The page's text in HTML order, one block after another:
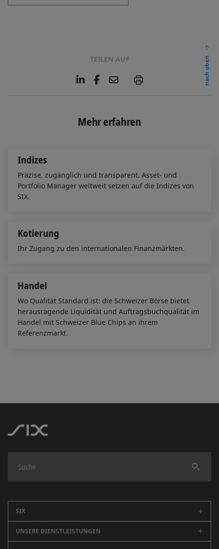
TEILEN AUF
L
e
d
F
o
E
l
P
nach oben
Mehr erfahren
Indizes
Präzise, zugänglich und transparent. Asset- und
Portfolio Manager weltweit setzen auf die Indizes von
SIX.
Kotierung
Ihr Zugang zu den internationalen Finanzmärkten.
Handel
Wo Qualität Standard ist: die Schweizer Börse bietet
herausragende Liquidität und Auftragsbuchqualität im
Handel mit Schweizer Blue Chips an ihrem
Referenzmarkt.
Finden
SIX
Unternehmen
UNSERE DIENSTLEISTUNGEN